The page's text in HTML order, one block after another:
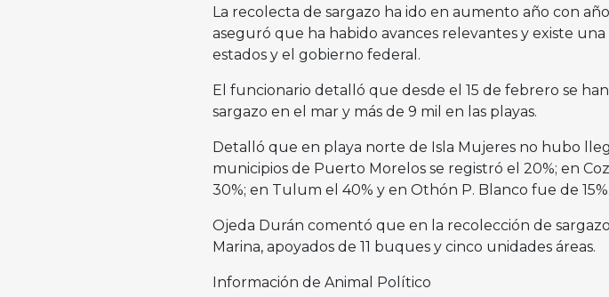
La recolecta de sargazo ha ido en aumento año con
aseguró que ha habido avances relevantes y existe
estados y el gobierno federal.
El funcionario detalló que desde el 15 de febrero se
sargazo en el mar y más de 9 mil en las playas.
Detalló que en playa norte de Isla Mujeres no hubo
municipios de Puerto Morelos se registró el 20%; en
30%; en Tulum el 40% y en Othón P. Blanco fue de 15%.
Ojeda Durán comentó que en la recolección de
Marina, apoyados de 11 buques y cinco unidades áreas.
Información de Animal Político